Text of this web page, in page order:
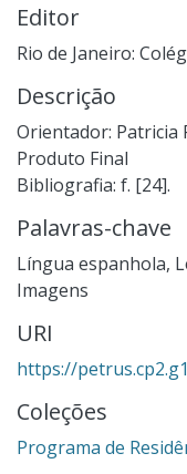
Editor
Rio de Janeiro:
Descrição
Orientador: Patricia
Produto Final
Bibliografia: f. [24].
Palavras-chave
Língua espanhola,
Imagens
URI
https://
Coleções
Programa de